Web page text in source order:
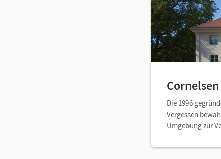
Die 1996
Vergessen
Umgebung zur